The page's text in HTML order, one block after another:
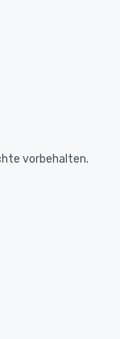
vorbehalten.